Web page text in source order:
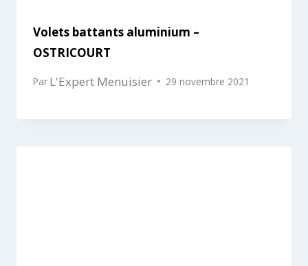
Volets battants aluminium –
OSTRICOURT
Par L'Expert Menuisier 29 novembre 2021